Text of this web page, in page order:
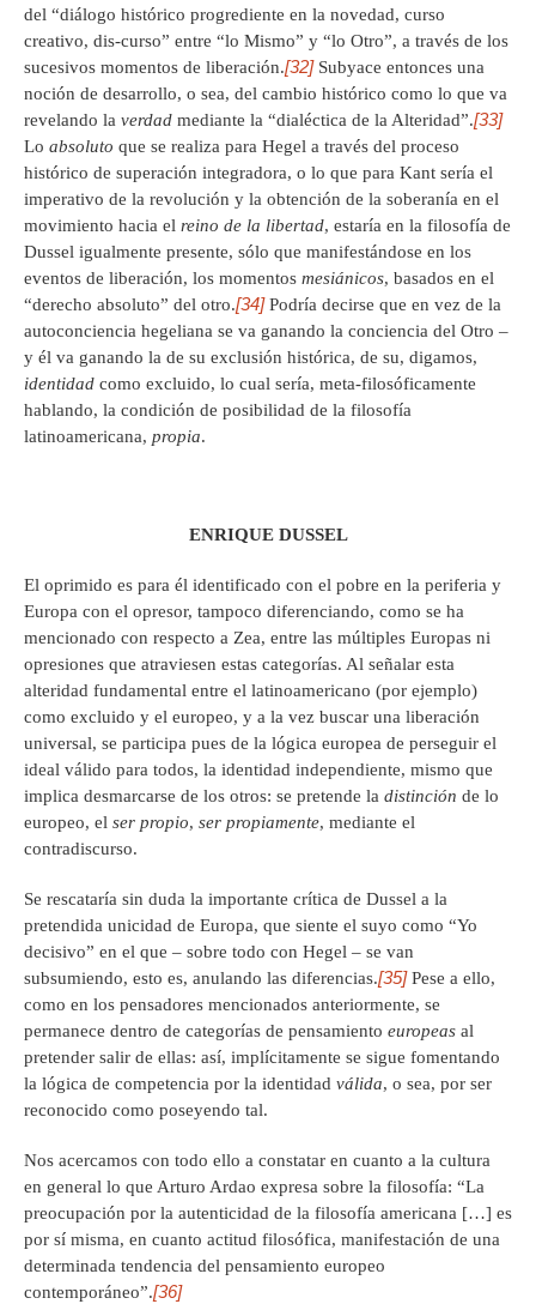
del “diálogo histórico progrediente en la novedad, curso
creativo, dis-curso” entre “lo Mismo” y “lo Otro”, a través de los
sucesivos momentos de liberación.[32]Subyace entonces una
noción de desarrollo, o sea, del cambio histórico como lo que va
revelando la verdad mediante la “dialéctica de la Alteridad”.[33]
Lo absoluto que se realiza para Hegel a través del proceso
histórico de superación integradora, o lo que para Kant sería el
imperativo de la revolución y la obtención de la soberanía en el
movimiento hacia el reino de la libertad, estaría en la filosofía de
Dussel igualmente presente, sólo que manifestándose en los
eventos de liberación, los momentos mesiánicos, basados en el
“derecho absoluto” del otro.[34]Podría decirse que en vez de la
autoconciencia hegeliana se va ganando la conciencia del Otro –
y él va ganando la de su exclusión histórica, de su, digamos,
identidad como excluido, lo cual sería, meta-filosóficamente
hablando, la condición de posibilidad de la filosofía
latinoamericana, propia.
ENRIQUE DUSSEL
El oprimido es para él identificado con el pobre en la periferia y
Europa con el opresor, tampoco diferenciando, como se ha
mencionado con respecto a Zea, entre las múltiples Europas ni
opresiones que atraviesen estas categorías. Al señalar esta
alteridad fundamental entre el latinoamericano (por ejemplo)
como excluido y el europeo, y a la vez buscar una liberación
universal, se participa pues de la lógica europea de perseguir el
ideal válido para todos, la identidad independiente, mismo que
implica desmarcarse de los otros: se pretende la distinción de lo
europeo, el ser propio, ser propiamente, mediante el
contradiscurso.
Se rescataría sin duda la importante crítica de Dussel a la
pretendida unicidad de Europa, que siente el suyo como “Yo
decisivo” en el que – sobre todo con Hegel – se van
subsumiendo, esto es, anulando las diferencias.[35]Pese a ello,
como en los pensadores mencionados anteriormente, se
permanece dentro de categorías de pensamiento europeas al
pretender salir de ellas: así, implícitamente se sigue fomentando
la lógica de competencia por la identidad válida, o sea, por ser
reconocido como poseyendo tal.
Nos acercamos con todo ello a constatar en cuanto a la cultura
en general lo que Arturo Ardao expresa sobre la filosofía: “La
preocupación por la autenticidad de la filosofía americana […] es
por sí misma, en cuanto actitud filosófica, manifestación de una
determinada tendencia del pensamiento europeo
contemporáneo”.[36]